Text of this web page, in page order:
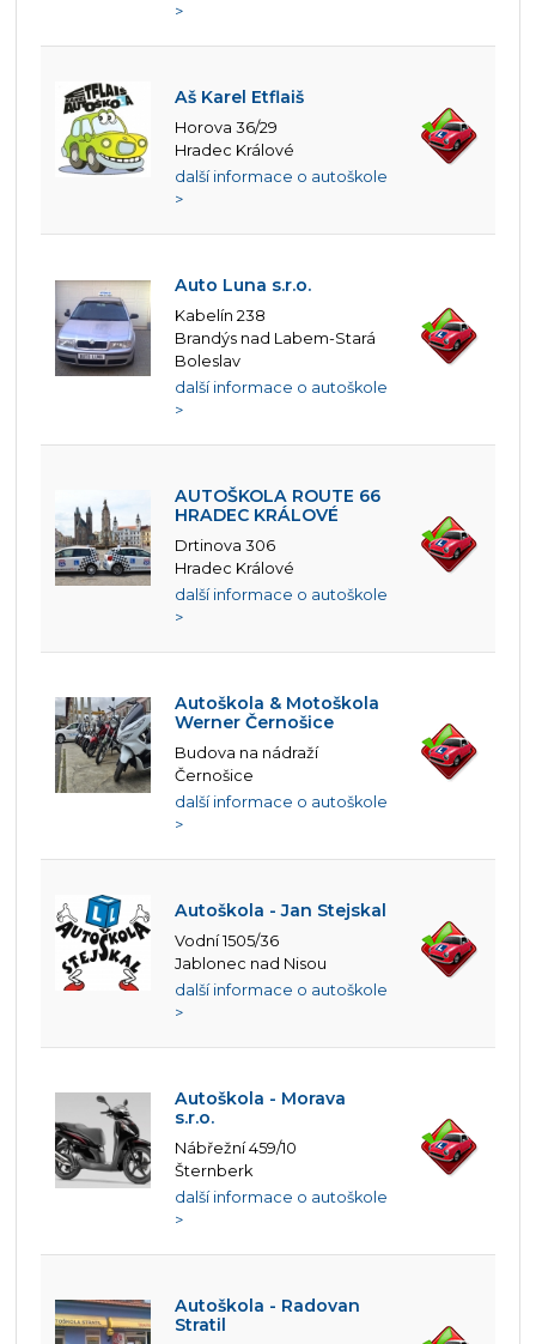
>
Aš Karel Etflaiš
Horova 36/29
Hradec Králové
další informace o autoškole
>
Auto Luna s.r.o.
Kabelín 238
Brandýs nad Labem-Stará
Boleslav
další informace o autoškole
>
AUTOŠKOLA ROUTE 66
HRADEC KRÁLOVÉ
Drtinova 306
Hradec Králové
další informace o autoškole
>
Autoškola & Motoškola
Werner Černošice
Budova na nádraží
Černošice
další informace o autoškole
>
Autoškola - Jan Stejskal
Vodní 1505/36
Jablonec nad Nisou
další informace o autoškole
>
Autoškola - Morava
s.r.o.
Nábřežní 459/10
Šternberk
další informace o autoškole
>
Autoškola - Radovan
Stratil